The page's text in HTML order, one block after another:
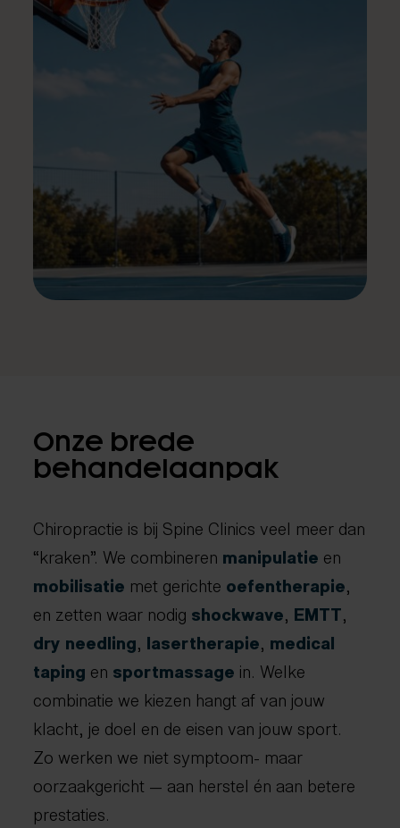
Onze brede
behandelaanpak
Chiropractie is bij Spine Clinics veel meer dan
“kraken”. We combineren manipulatie en
mobilisatie met gerichte oefentherapie,
en zetten waar nodig shockwave, EMTT,
dry needling, lasertherapie, medical
taping en sportmassage in. Welke
combinatie we kiezen hangt af van jouw
klacht, je doel en de eisen van jouw sport.
Zo werken we niet symptoom- maar
oorzaakgericht — aan herstel én aan betere
prestaties.